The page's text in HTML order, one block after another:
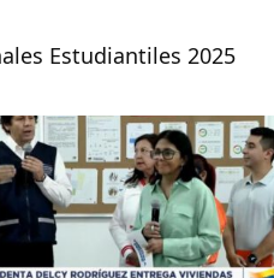
Estudiantiles 2025